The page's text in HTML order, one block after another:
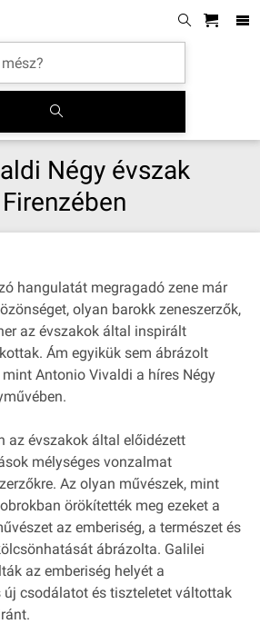
Négy évszak
hangulatát megragadó zene már
olyan barokk zeneszerzők,
az évszakok által inspirált
Ám egyikük sem ábrázolt
Antonio Vivaldi a híres Négy
az évszakok által előidézett
mélységes vonzalmat
Az olyan művészek, mint
örökítették meg ezeket a
az emberiség, a természet és
ábrázolta. Galilei
az emberiség helyét a
új csodálatot és tiszteletet váltottak